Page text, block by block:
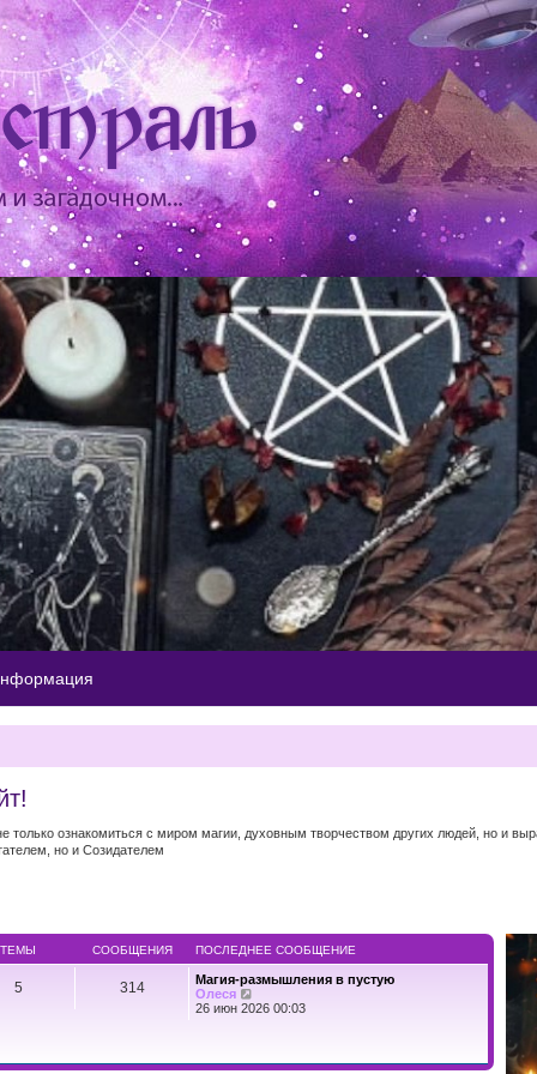
только ознакомиться с миром магии, духовным творчеством других людей, но и
но и Созидателем
ТЕМЫ СООБЩЕНИЯ ПОСЛЕДНЕЕ СООБЩЕНИЕ
5 314
Магия-размышления в пустую
Олеся
е
т
26 июн 2026 00:03